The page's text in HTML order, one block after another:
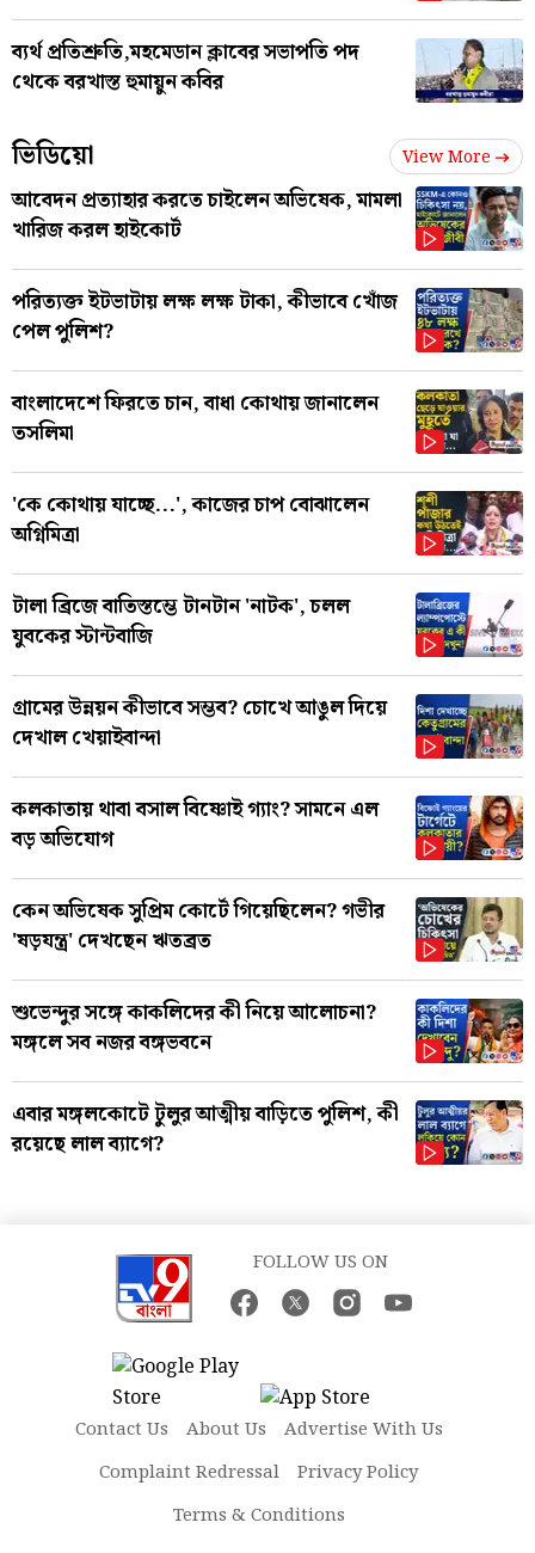
ব্যর্থ প্রতিশ্রুতি,মহমেডান ক্লাবের সভাপতি পদ
থেকে বরখাস্ত হুমায়ুন কবির
ভিডিয়ো View More
আবেদন প্রত্যাহার করতে চাইলেন অভিষেক, মামলা
খারিজ করল হাইকোর্ট
পরিত্যক্ত ইটভাটায় লক্ষ লক্ষ টাকা, কীভাবে খোঁজ
পেল পুলিশ?
বাংলাদেশে ফিরতে চান, বাধা কোথায় জানালেন
তসলিমা
'কে কোথায় যাচ্ছে...', কাজের চাপ বোঝালেন
অগ্নিমিত্রা
টালা ব্রিজে বাতিস্তম্ভে টানটান 'নাটক', চলল
যুবকের স্টান্টবাজি
গ্রামের উন্নয়ন কীভাবে সম্ভব? চোখে আঙুল দিয়ে
দেখাল খেয়াইবান্দা
কলকাতায় থাবা বসাল বিষ্ণোই গ্যাং? সামনে এল
বড় অভিযোগ
কেন অভিষেক সুপ্রিম কোর্টে গিয়েছিলেন? গভীর
'ষড়যন্ত্র' দেখছেন ঋতব্রত
শুভেন্দুর সঙ্গে কাকলিদের কী নিয়ে আলোচনা?
মঙ্গলে সব নজর বঙ্গভবনে
এবার মঙ্গলকোটে টুলুর আত্মীয় বাড়িতে পুলিশ, কী
রয়েছে লাল ব্যাগে?
FOLLOW US ON
Contact Us About Us
Advertise With Us
Complaint Redressal
Privacy Policy
Terms & Conditions